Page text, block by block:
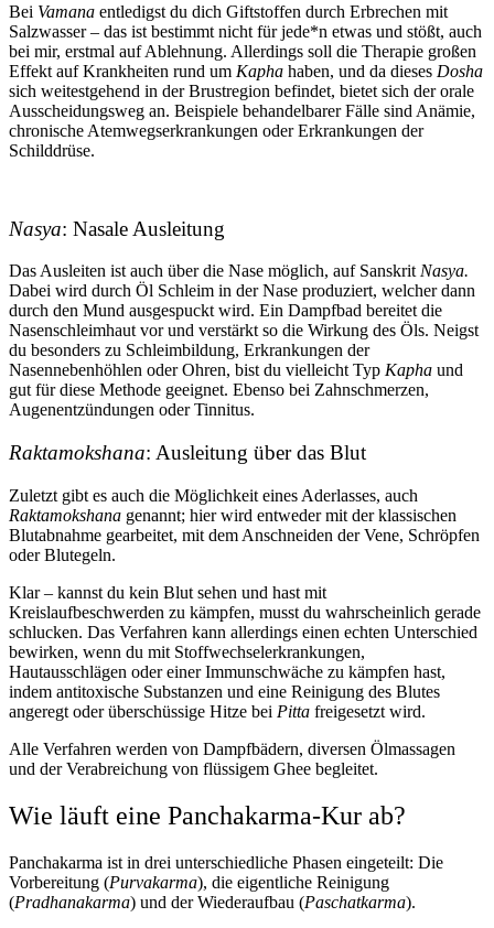
Bei Vamana entledigst du dich Giftstoffen durch Erbrechen mit
Salzwasser – das ist bestimmt nicht für jede*n etwas und stößt, auch
bei mir, erstmal auf Ablehnung. Allerdings soll die Therapie großen
Effekt auf Krankheiten rund um Kapha haben, und da dieses Dosha
sich weitestgehend in der Brustregion befindet, bietet sich der orale
Ausscheidungsweg an. Beispiele behandelbarer Fälle sind Anämie,
chronische Atemwegserkrankungen oder Erkrankungen der
Schilddrüse.
Nasya: Nasale Ausleitung
Das Ausleiten ist auch über die Nase möglich, auf SanskritNasya.
Dabei wird durch Öl Schleim in der Nase produziert, welcher dann
durch den Mund ausgespuckt wird. Ein Dampfbad bereitet die
Nasenschleimhaut vor und verstärkt so die Wirkung des Öls. Neigst
du besonders zu Schleimbildung, Erkrankungen der
Nasennebenhöhlen oder Ohren, bist du vielleicht Typ Kapha und
gut für diese Methode geeignet. Ebenso bei Zahnschmerzen,
Augenentzündungen oder Tinnitus.
Raktamokshana: Ausleitung über das Blut
Zuletzt gibt es auch die Möglichkeit eines Aderlasses, auch
Raktamokshana genannt; hier wird entweder mit der klassischen
Blutabnahme gearbeitet, mit dem Anschneiden der Vene, Schröpfen
oder Blutegeln.
Klar – kannst du kein Blut sehen und hast mit
Kreislaufbeschwerden zu kämpfen, musst du wahrscheinlich gerade
schlucken. Das Verfahren kann allerdings einen echten Unterschied
bewirken, wenn du mit Stoffwechselerkrankungen,
Hautausschlägen oder einer Immunschwäche zu kämpfen hast,
indem antitoxische Substanzen und eine Reinigung des Blutes
angeregt oder überschüssige Hitze bei Pitta freigesetzt wird.
Alle Verfahren werden von Dampfbädern, diversen Ölmassagen
und der Verabreichung von flüssigem Ghee begleitet.
Wie läuft eine Panchakarma-Kur ab?
Panchakarma ist in drei unterschiedliche Phasen eingeteilt: Die
Vorbereitung (Purvakarma), die eigentliche Reinigung
(Pradhanakarma) und der Wiederaufbau (Paschatkarma).